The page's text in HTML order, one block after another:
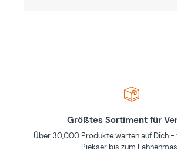
Größtes Sortiment für
Über 30,000 Produkte warten auf Dich
Piekser bis zum